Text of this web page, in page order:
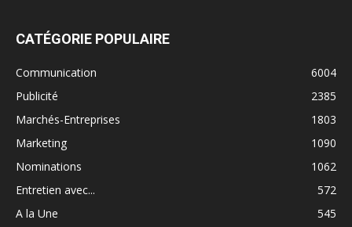
CATÉGORIE POPULAIRE
Communication
6004
Publicité
2385
Marchés-Entreprises
1803
Marketing
1090
Nominations
1062
Entretien avec...
572
A la Une
545